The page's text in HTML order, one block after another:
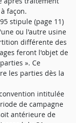
façon.
stipule (page 11)
ou l'autre usine
différente des
feront l'objet de
». Ce
les parties dès la
intitulée
de campagne
antérieure de